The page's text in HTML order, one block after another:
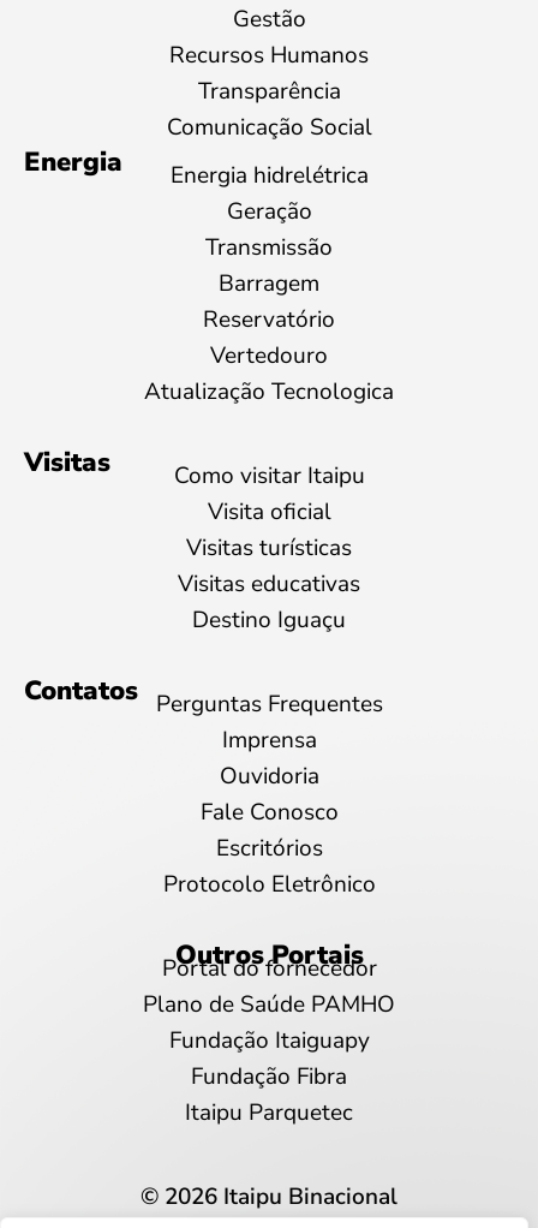
Gestão
Recursos Humanos
Transparência
Comunicação Social
Energia
Energia hidrelétrica
Geração
Transmissão
Barragem
Reservatório
Vertedouro
Atualização Tecnologica
Visitas
Como visitar Itaipu
Visita oficial
Visitas turísticas
Visitas educativas
Destino Iguaçu
Contatos
Perguntas Frequentes
Imprensa
Ouvidoria
Fale Conosco
Escritórios
Protocolo Eletrônico
Outros Portais
Portal do fornecedor
Plano de Saúde PAMHO
Fundação Itaiguapy
Fundação Fibra
Itaipu Parquetec
© 2026 Itaipu Binacional